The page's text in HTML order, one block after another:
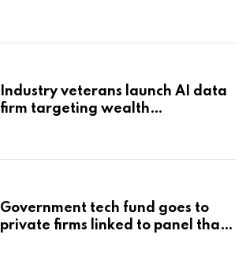
Industry veterans launch AI data
firm targeting wealth
Government tech fund goes to
private firms linked to panel that